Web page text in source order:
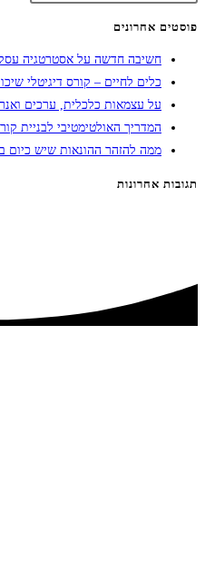
פוסטים אחרונים
חשיבה חדשה על אסטרטגיה
כלים לחיים – קורס דיגיטלי
על עצמאות כלכלית, ערכים
המדריך האולטימטיבי לבניית
ממה להזהר ההונאות שיש כיום
תגובות אחרונות